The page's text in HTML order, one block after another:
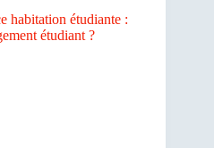
habitation étudiante :
étudiant ?